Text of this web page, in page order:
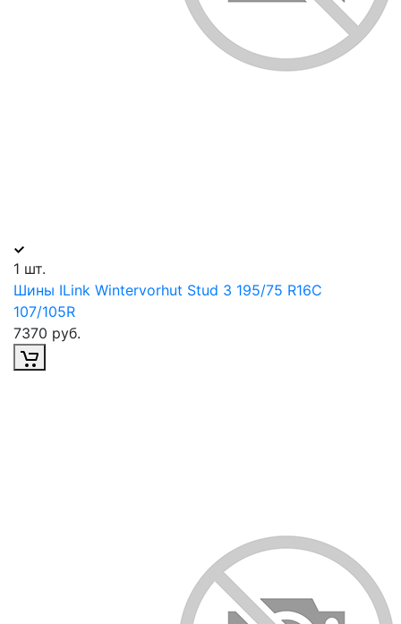
1 шт.
Шины ILink Wintervorhut Stud 3 195/75 R16С
107/105R
7370 руб.